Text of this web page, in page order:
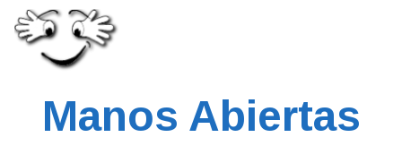
content
Manos Abiertas